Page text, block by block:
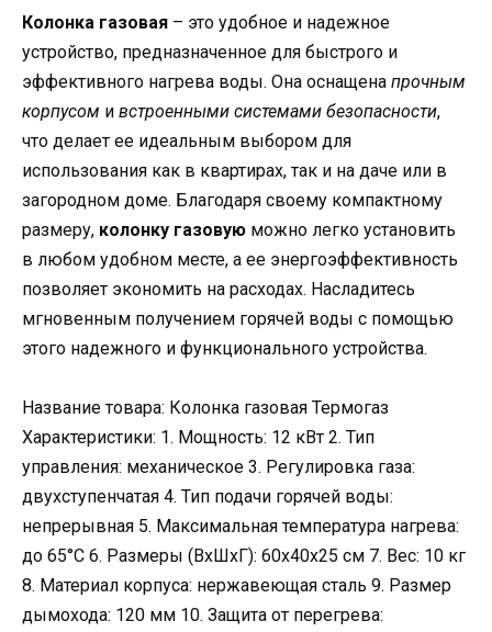
Колонка газовая – это удобное и надежное
устройство, предназначенное для быстрого и
эффективного нагрева воды. Она оснащена прочным
корпусом и встроенными системами безопасности,
что делает ее идеальным выбором для
использования как в квартирах, так и на даче или в
загородном доме. Благодаря своему компактному
размеру, колонку газовую можно легко установить
в любом удобном месте, а ее энергоэффективность
позволяет экономить на расходах. Насладитесь
мгновенным получением горячей воды с помощью
этого надежного и функционального устройства.
Название товара: Колонка газовая Термогаз
Характеристики: 1. Мощность: 12 кВт 2. Тип
управления: механическое 3. Регулировка газа:
двухступенчатая 4. Тип подачи горячей воды:
непрерывная 5. Максимальная температура нагрева:
до 65°C 6. Размеры (ВxШxГ): 60x40x25 см 7. Вес: 10 кг
8. Материал корпуса: нержавеющая сталь 9. Размер
дымохода: 120 мм 10. Защита от перегрева: